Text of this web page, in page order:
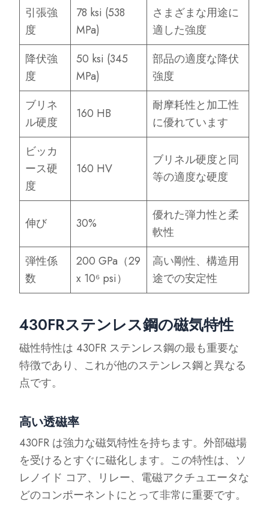
引張強
度
78 ksi (538
MPa)
さまざまな用途に
適した強度
降伏強
度
50 ksi (345
MPa)
部品の適度な降伏
強度
ブリネ
ル硬度
160 HB
耐摩耗性と加工性
に優れています
ビッカ
ース硬
度
160 HV
ブリネル硬度と同
等の適度な硬度
伸び 30%
優れた弾力性と柔
軟性
弾性係
数
200 GPa（29
x 10⁶ psi）
高い剛性、構造用
途での安定性
430FRステンレス鋼の磁気特性
磁性特性は 430FR ステンレス鋼の最も重要な
特徴であり、これが他のステンレス鋼と異なる
点です。
高い透磁率
430FR は強力な磁気特性を持ちます。外部磁場
を受けるとすぐに磁化します。この特性は、ソ
レノイド コア、リレー、電磁アクチュエータな
どのコンポーネントにとって非常に重要です。